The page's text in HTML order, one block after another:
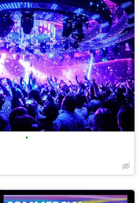
•